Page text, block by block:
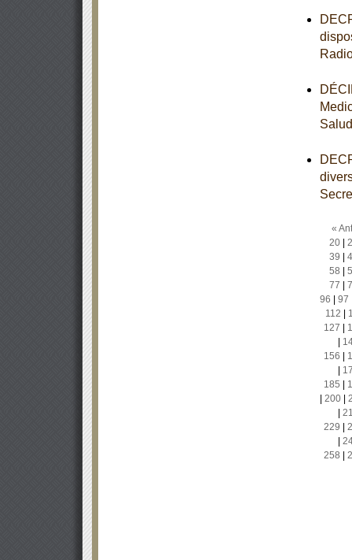
«
20|
39
58
77
96
97
112
127
156
185
200|
229
258